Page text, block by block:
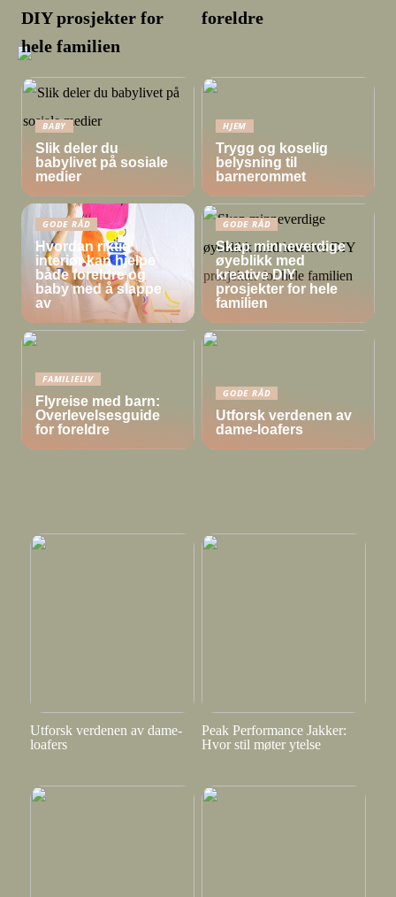
DIY prosjekter for
hele familien
foreldre
BABY
Slik deler du
babylivet på sosiale
medier
HJEM
Trygg og koselig
belysning til
barnerommet
GODE RÅD
Hvordan riktig
interiør kan hjelpe
både foreldre og
baby med å slappe
av
GODE RÅD
Skap minneverdige
øyeblikk med
kreative DIY
prosjekter for hele
familien
FAMILIELIV
Flyreise med barn:
Overlevelsesguide
for foreldre
GODE RÅD
Utforsk verdenen av
dame-loafers
Utforsk verdenen av dame-
loafers
Peak Performance Jakker:
Hvor stil møter ytelse